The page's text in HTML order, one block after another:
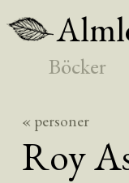
Böcker
« personer
Roy